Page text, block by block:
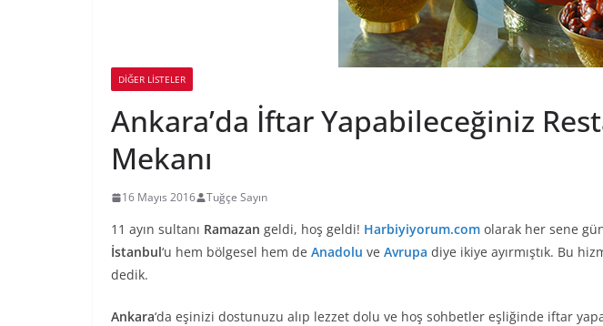
DIĞER LISTELER
Ankara’da İftar Yapabileceğiniz
Mekanı
16 Mayıs 2016 Tuğçe Sayın
11 ayın sultanı Ramazan geldi, hoş geldi! Harbiyiyorum.com olarak her sene
İstanbul‘u hem bölgesel hem de Anadolu ve Avrupa diye ikiye ayırmıştık. Bu
dedik.
Ankara‘da eşinizi dostunuzu alıp lezzet dolu ve hoş sohbetler eşliğinde iftar